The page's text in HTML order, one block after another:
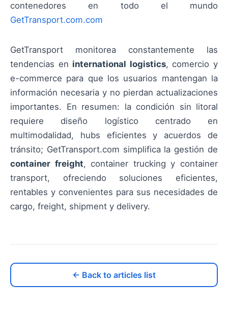
contenedores en todo el mundo
GetTransport.com.com
GetTransport monitorea constantemente las
tendencias en international logistics, comercio y
e-commerce para que los usuarios mantengan la
información necesaria y no pierdan actualizaciones
importantes. En resumen: la condición sin litoral
requiere diseño logístico centrado en
multimodalidad, hubs eficientes y acuerdos de
tránsito; GetTransport.com simplifica la gestión de
container freight, container trucking y container
transport, ofreciendo soluciones eficientes,
rentables y convenientes para sus necesidades de
cargo, freight, shipment y delivery.
← Back to articles list